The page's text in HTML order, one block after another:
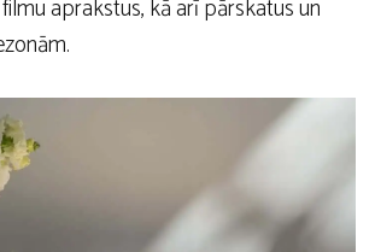
aprakstus, kā arī pārskatus un